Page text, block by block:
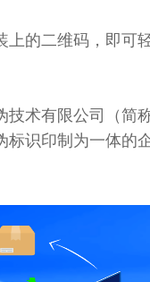
上的二维码，即可
技术有限公司（简
标识印制为一体的